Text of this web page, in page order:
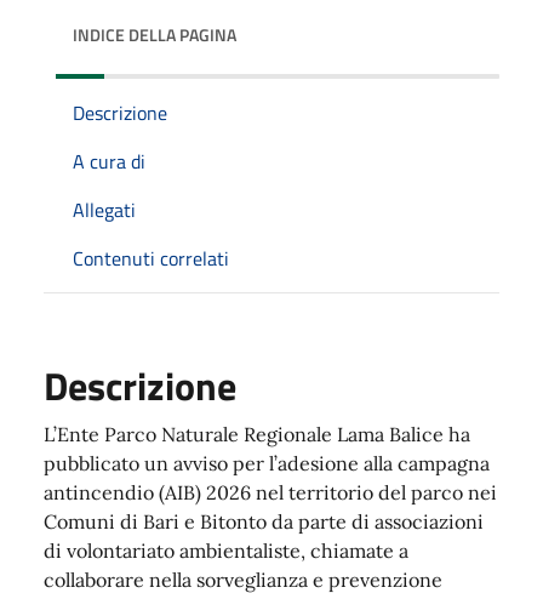
INDICE DELLA PAGINA
Descrizione
A cura di
Allegati
Contenuti correlati
Descrizione
L’Ente Parco Naturale Regionale Lama Balice ha
pubblicato un avviso per l’adesione alla campagna
antincendio (AIB) 2026 nel territorio del parco nei
Comuni di Bari e Bitonto da parte di associazioni
di volontariato ambientaliste, chiamate a
collaborare nella sorveglianza e prevenzione